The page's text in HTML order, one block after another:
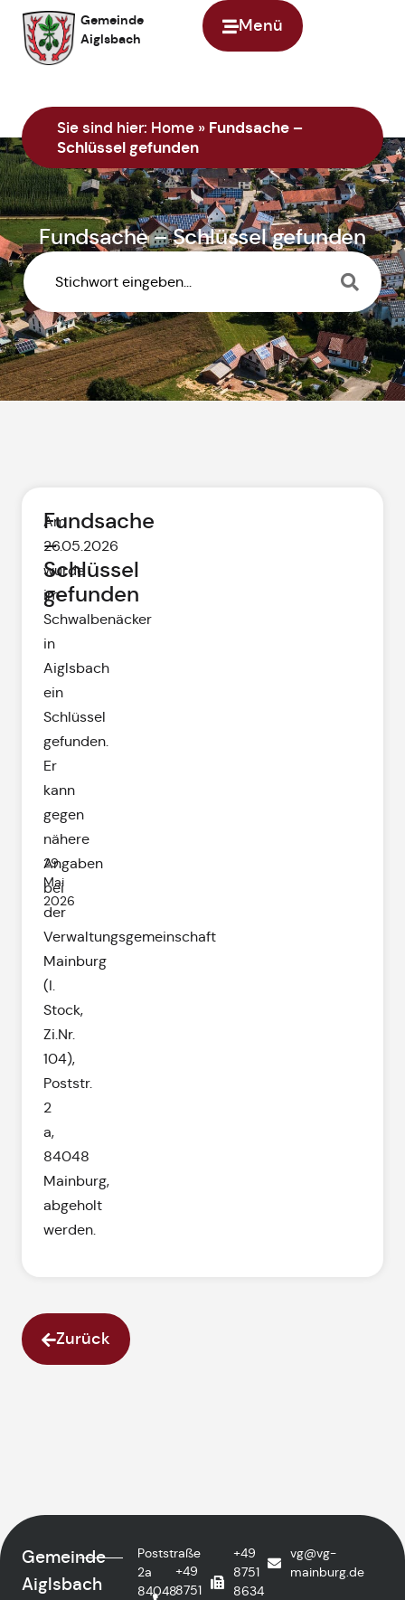
Menü
Gemeinde
Aiglsbach
Sie sind hier: Home » Fundsache –
Schlüssel gefunden
Fundsache – Schlüssel gefunden
29.
Mai
2026
Fundsache
–
Schlüssel
gefunden
Am
26.05.2026
wurde
im
Schwalbenäcker
in
Aiglsbach
ein
Schlüssel
gefunden.
Er
kann
gegen
nähere
Angaben
bei
der
Verwaltungsgemeinschaft
Mainburg
(I.
Stock,
Zi.Nr.
104),
Poststr.
2
a,
84048
Mainburg,
abgeholt
werden.
Zurück
Gemeinde
Aiglsbach
Poststraße
2a
84048
+49
8751
+49
8751
8634
vg@vg-
mainburg.de